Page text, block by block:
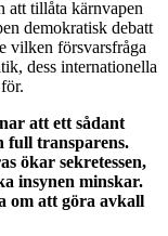
att tillåta kärnvapen
demokratisk debatt
vilken försvarsfråga
dess internationella
att ett sådant
full transparens.
ökar sekretessen,
insynen minskar.
om att göra avkall